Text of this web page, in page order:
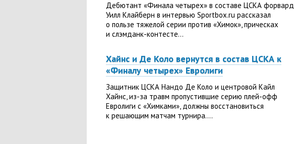
Дебютант «Финала четырех» в составе ЦСКА форвард
Уилл Клайберн в интервью Sportbox.ru рассказал
о пользе тяжелой серии против «Химок», прическах
и слэмданк-контесте...
Хайнс и Де Коло вернутся в состав ЦСКА к
«Финалу четырех» Евролиги
Защитник ЦСКА Нандо Де Коло и центровой Кайл
Хайнс, из-за травм пропустившие серию плей-офф
Евролиги с «Химками», должны восстановиться
к решающим матчам турнира....